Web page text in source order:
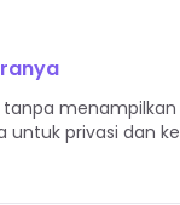
menampilkan
untuk privasi dan